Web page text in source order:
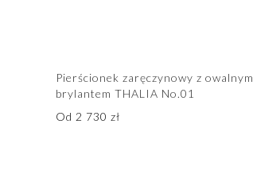
Pierścionek zaręczynowy z owalnym
brylantem THALIA No.01
Od 2 730 zł